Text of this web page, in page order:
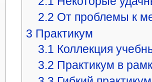
2.2 От проблемы к
3 Практикум
3.1 Коллекция
3.2 Практикум в